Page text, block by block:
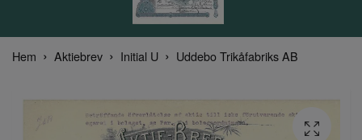
Hem Aktiebrev Initial U Uddebo Trikåfabriks AB